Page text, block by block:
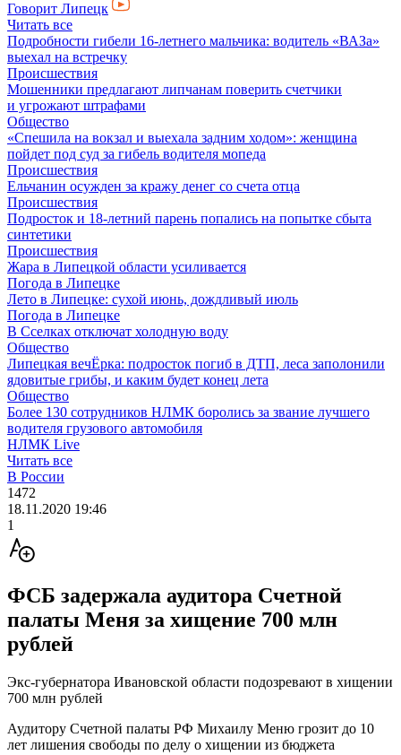
Говорит Липецк
Читать все
Подробности гибели 16-летнего мальчика: водитель «ВАЗа»
выехал на встречку
Происшествия
Мошенники предлагают липчанам поверить счетчики
и угрожают штрафами
Общество
«Спешила на вокзал и выехала задним ходом»: женщина
пойдет под суд за гибель водителя мопеда
Происшествия
Ельчанин осужден за кражу денег со счета отца
Происшествия
Подросток и 18-летний парень попались на попытке сбыта
синтетики
Происшествия
Жара в Липецкой области усиливается
Погода в Липецке
Лето в Липецке: сухой июнь, дождливый июль
Погода в Липецке
В Сселках отключат холодную воду
Общество
Липецкая вечЁрка: подросток погиб в ДТП, леса заполонили
ядовитые грибы, и каким будет конец лета
Общество
Более 130 сотрудников НЛМК боролись за звание лучшего
водителя грузового автомобиля
НЛМК Live
Читать все
В России
1472
18.11.2020 19:46
1
ФСБ задержала аудитора Счетной
палаты Меня за хищение 700 млн
рублей
Экс-губернатора Ивановской области подозревают в хищении
700 млн рублей
Аудитору Счетной палаты РФ Михаилу Меню грозит до 10
лет лишения свободы по делу о хищении из бюджета